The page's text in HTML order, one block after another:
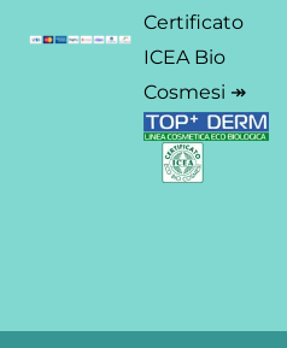
Certificato
ICEA Bio
Cosmesi ↠